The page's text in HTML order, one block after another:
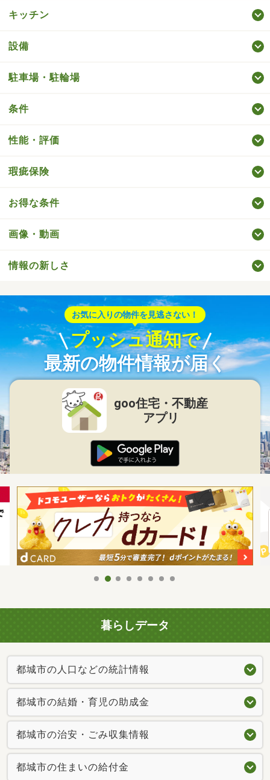
キッチン
設備
駐車場・駐輪場
条件
性能・評価
瑕疵保険
お得な条件
画像・動画
情報の新しさ
お気に入りの物件を見逃さない！
プッシュ通知で
最新の物件情報が届く
goo住宅・不動産
アプリ
暮らしデータ
都城市の人口などの統計情報
都城市の結婚・育児の助成金
都城市の治安・ごみ収集情報
都城市の住まいの給付金